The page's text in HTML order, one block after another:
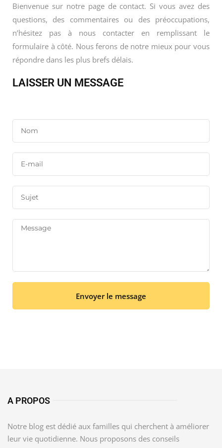
Bienvenue sur notre page de contact. Si vous avez des
questions, des commentaires ou des préoccupations,
n’hésitez pas à nous contacter en remplissant le
formulaire à côté. Nous ferons de notre mieux pour vous
répondre dans les plus brefs délais.
LAISSER UN MESSAGE
Envoyer le message
A PROPOS
Notre blog est dédié aux familles qui cherchent à améliorer
leur vie quotidienne. Nous proposons des conseils